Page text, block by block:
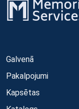
Galvenā
Pakalpojumi
Kapsētas